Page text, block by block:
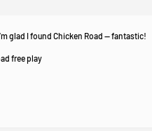
glad I found Chicken Road — fantastic!
free play